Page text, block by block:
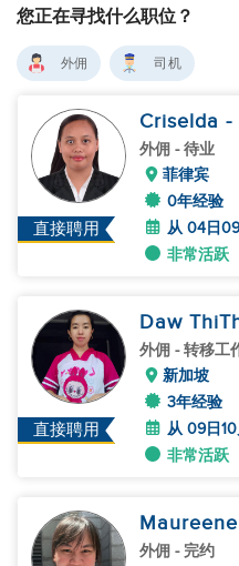
您正在寻找什么职位？
外佣 司机
直接聘用
Criselda -
外佣 - 待业
菲律宾
0年经验
从 04日
非常活跃
直接聘用
Daw
外佣 - 转移工
新加坡
3年经验
从 09日
非常活跃
Maureene
外佣 - 完约